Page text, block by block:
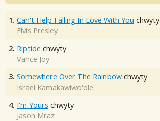
1. Can't Help Falling In Love With You chwyty
Elvis Presley
2. Riptide chwyty
Vance Joy
3. Somewhere Over The Rainbow chwyty
Israel Kamakawiwo'ole
4. I'm Yours chwyty
Jason Mraz